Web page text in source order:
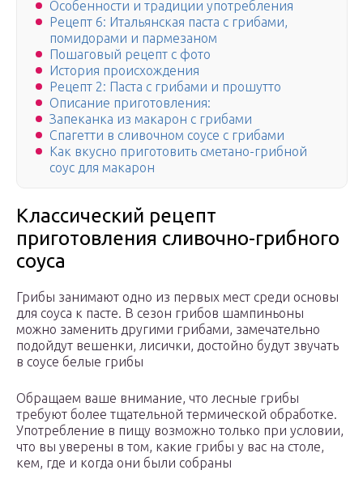
Особенности и традиции употребления
Рецепт 6: Итальянская паста с грибами,
помидорами и пармезаном
Пошаговый рецепт с фото
История происхождения
Рецепт 2: Паста с грибами и прошутто
Описание приготовления:
Запеканка из макарон с грибами
Спагетти в сливочном соусе с грибами
Как вкусно приготовить сметано-грибной
соус для макарон
Классический рецепт
приготовления сливочно-грибного
соуса
Грибы занимают одно из первых мест среди основы
для соуса к пасте. В сезон грибов шампиньоны
можно заменить другими грибами, замечательно
подойдут вешенки, лисички, достойно будут звучать
в соусе белые грибы
Обращаем ваше внимание, что лесные грибы
требуют более тщательной термической обработке.
Употребление в пищу возможно только при условии,
что вы уверены в том, какие грибы у вас на столе,
кем, где и когда они были собраны